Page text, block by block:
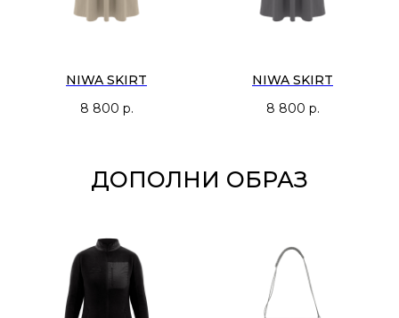
NIWA SKIRT
8 800 р.
NIWA SKIRT
8 800 р.
ДОПОЛНИ ОБРАЗ